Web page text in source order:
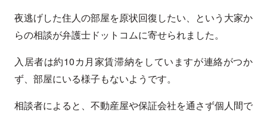
夜逃げした住人の部屋を原状回復したい、という大家か
らの相談が弁護士ドットコムに寄せられました。
入居者は約10カ月家賃滞納をしていますが連絡がつか
ず、部屋にいる様子もないようです。
相談者によると、不動産屋や保証会社を通さず個人間で